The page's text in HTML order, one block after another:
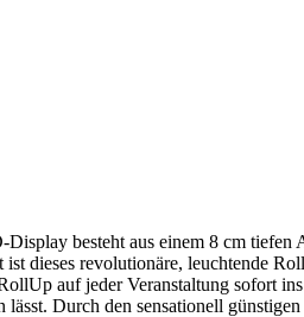
besteht aus einem 8 cm
dieses revolutionäre, leuchtende
auf jeder Veranstaltung sofort
Durch den sensationell